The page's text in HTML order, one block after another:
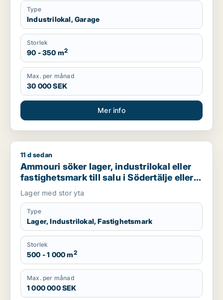
Type
Industrilokal, Garage
Storlek
90 - 350 m2
Max. per månad
30 000 SEK
Mer info
Ammouri söker lager, industrilokal eller fastighetsmark till
11 d sedan
Ammouri söker lager, industrilokal eller
fastighetsmark till salu i Södertälje eller
Söderort
Lager med stor yta
Type
Lager, Industrilokal, Fastighetsmark
Storlek
500 - 1 000 m2
Max. per månad
1 000 000 SEK